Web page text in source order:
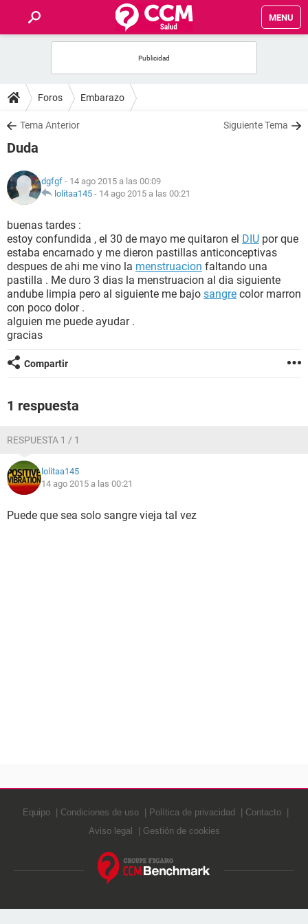
MENU
FOROS
SALUD
NUTRICIÓN
BIENESTAR
SEXUALIDAD
GLOSARIO
Foros Embarazo
Tema Anterior Siguiente Tema
Duda
dgfgf - 14 ago 2015 a las 00:09
lolitaa145 - 14 ago 2015 a las 00:21
buenas tardes :
estoy confundida , el 30 de mayo me quitaron el DIU por que
estaba encarnado y me dieron pastillas anticonceptivas
despues de ahi me vino la menstruacion faltando una
pastilla . Me duro 3 dias la menstruacion al dia siguiente
andube limpia pero al siguiente me bajo sangre color marron
con poco dolor .
alguien me puede ayudar .
gracias
Compartir
1 respuesta
RESPUESTA 1 / 1
lolitaa145
14 ago 2015 a las 00:21
Puede que sea solo sangre vieja tal vez
Equipo Condiciones de uso Política de privacidad
Contacto
Aviso legal
Gestión de cookies